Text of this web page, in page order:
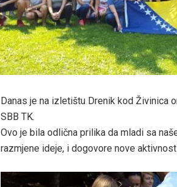
Danas je na izletištu Drenik kod Živinica
SBB TK.
Ovo je bila odlična prilika da mladi sa
razmjene ideje, i dogovore nove